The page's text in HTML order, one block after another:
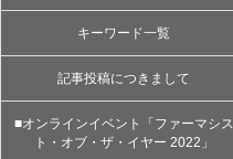
キーワード一覧
記事投稿につきまして
■オンラインイベント「ファーマシス
ト・オブ・ザ・イヤー 2022」